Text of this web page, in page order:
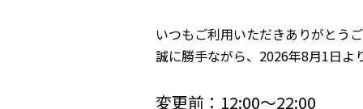
いつもご利用いただきありがとう
誠に勝手ながら、 2026年8月1日よ
変更前：12:00〜22:00